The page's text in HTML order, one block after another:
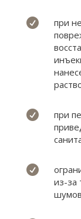

при

при

из-за